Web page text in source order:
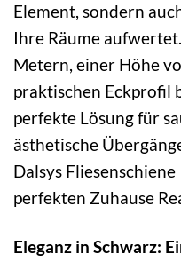
Element, sondern
Ihre Räume
Metern, einer Höhe
praktischen Eckprofil
perfekte Lösung für
ästhetische
Dalsys
perfekten Zuhause
Eleganz in Schwarz: